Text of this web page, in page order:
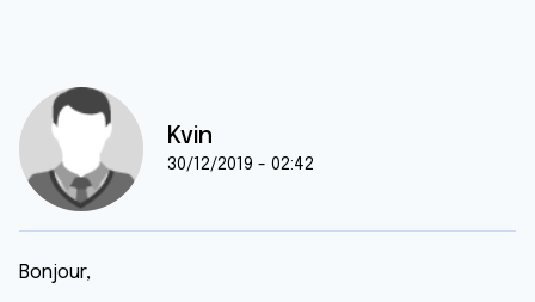
Kvin
30/12/2019 - 02:42
Bonjour,